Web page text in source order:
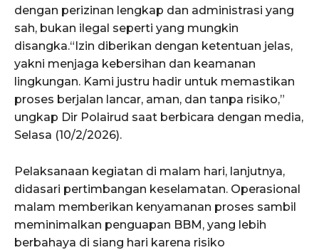
dengan perizinan lengkap dan administrasi yang
sah, bukan ilegal seperti yang mungkin
disangka.“Izin diberikan dengan ketentuan jelas,
yakni menjaga kebersihan dan keamanan
lingkungan. Kami justru hadir untuk memastikan
proses berjalan lancar, aman, dan tanpa risiko,”
ungkap Dir Polairud saat berbicara dengan media,
Selasa (10/2/2026).
Pelaksanaan kegiatan di malam hari, lanjutnya,
didasari pertimbangan keselamatan. Operasional
malam memberikan kenyamanan proses sambil
meminimalkan penguapan BBM, yang lebih
berbahaya di siang hari karena risiko